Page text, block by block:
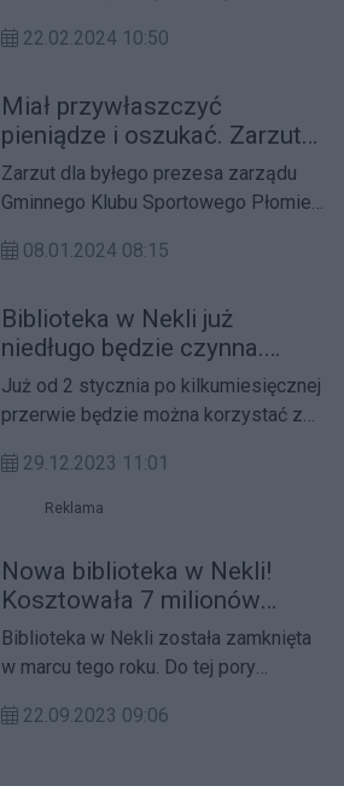
22.02.2024 10:50
Miał przywłaszczyć
pieniądze i oszukać. Zarzuty
dla byłego prezesa GKS
Płomień Nekla Tomasza M.
Zarzut dla byłego prezesa zarządu
Gminnego Klubu Sportowego Płomień
nierozliczenia dotacji, która została
klubu piłkarskiego.
08.01.2024 08:15
Biblioteka w Nekli już
niedługo będzie czynna.
Zyskała nową lokalizację
Już od 2 stycznia po kilkumiesięcznej
przerwie będzie można korzystać z
Nekla.29.12.2023 11:01
Reklama
Nowa biblioteka w Nekli!
Kosztowała 7 milionów
złotych
Biblioteka w Nekli została zamknięta
w marcu tego roku. Do tej pory
wypożyczania książek. W miejscu
22.09.2023 09:06